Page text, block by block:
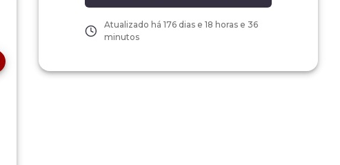
Atualizado há 176 dias e 18 horas e 36
minutos